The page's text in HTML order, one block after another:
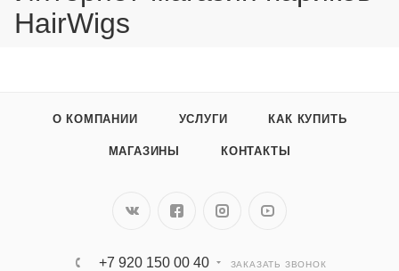
HairWigs
О КОМПАНИИ УСЛУГИ КАК КУПИТЬ
МАГАЗИНЫ КОНТАКТЫ
+7 920 150 00 40 ЗАКАЗАТЬ ЗВОНОК